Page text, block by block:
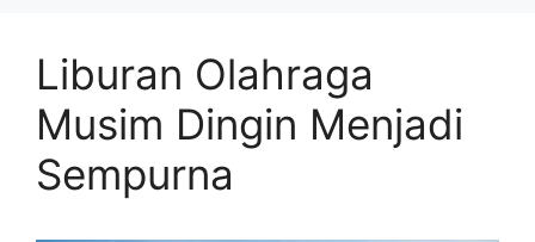
Liburan Olahraga
Musim Dingin Menjadi
Sempurna